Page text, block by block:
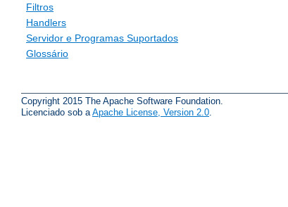
Filtros
Handlers
Servidor e Programas Suportados
Glossário
Copyright 2015 The Apache Software Foundation.
Licenciado sob a Apache License, Version 2.0